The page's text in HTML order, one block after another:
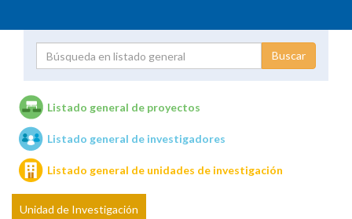
Unidades de investigación
Listado general de proyectos
Listado general de investigadores
Listado general de unidades de investigación
Unidad de Investigación